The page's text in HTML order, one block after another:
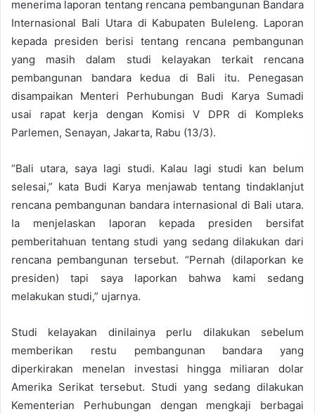
menerima laporan tentang rencana pembangunan Bandara
Internasional Bali Utara di Kabupaten Buleleng. Laporan
kepada presiden berisi tentang rencana pembangunan
yang masih dalam studi kelayakan terkait rencana
pembangunan bandara kedua di Bali itu. Penegasan
disampaikan Menteri Perhubungan Budi Karya Sumadi
usai rapat kerja dengan Komisi V DPR di Kompleks
Parlemen, Senayan, Jakarta, Rabu (13/3).
“Bali utara, saya lagi studi. Kalau lagi studi kan belum
selesai,” kata Budi Karya menjawab tentang tindaklanjut
rencana pembangunan bandara internasional di Bali utara.
Ia menjelaskan laporan kepada presiden bersifat
pemberitahuan tentang studi yang sedang dilakukan dari
rencana pembangunan tersebut. “Pernah (dilaporkan ke
presiden) tapi saya laporkan bahwa kami sedang
melakukan studi,” ujarnya.
Studi kelayakan dinilainya perlu dilakukan sebelum
memberikan restu pembangunan bandara yang
diperkirakan menelan investasi hingga miliaran dolar
Amerika Serikat tersebut. Studi yang sedang dilakukan
Kementerian Perhubungan dengan mengkaji berbagai